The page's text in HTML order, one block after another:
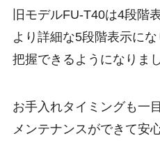
旧モデルFU-T40は4段階
より詳細な5段階表示に
把握できるようになりまし
お手入れタイミングも一
メンテナンスができて安